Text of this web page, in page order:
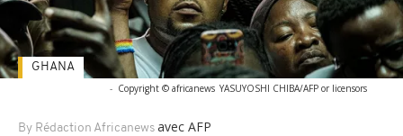
- Copyright © africanews YASUYOSHI CHIBA/AFP or licensors
By Rédaction Africanews avec AFP
GHANA